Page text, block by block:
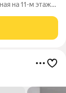
на 11-м этаже